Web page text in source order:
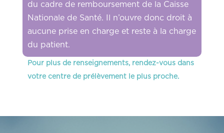
du cadre de remboursement de la Caisse
Nationale de Santé. Il n’ouvre donc droit à
aucune prise en charge et reste à la charge
du patient.
Pour plus de renseignements, rendez-vous dans
votre centre de prélèvement le plus proche.